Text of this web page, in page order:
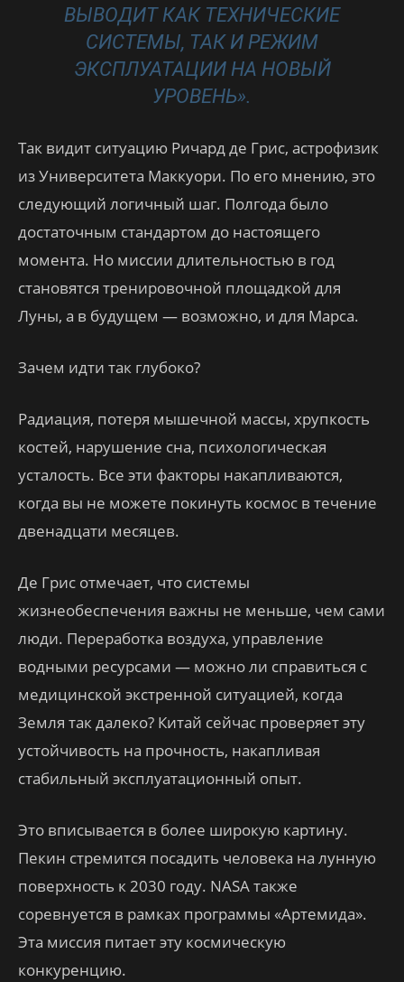
ВЫВОДИТ КАК ТЕХНИЧЕСКИЕ
СИСТЕМЫ, ТАК И РЕЖИМ
ЭКСПЛУАТАЦИИ НА НОВЫЙ
УРОВЕНЬ».
Так видит ситуацию Ричард де Грис, астрофизик
из Университета Маккуори. По его мнению, это
следующий логичный шаг. Полгода было
достаточным стандартом до настоящего
момента. Но миссии длительностью в год
становятся тренировочной площадкой для
Луны, а в будущем — возможно, и для Марса.
Зачем идти так глубоко?
Радиация, потеря мышечной массы, хрупкость
костей, нарушение сна, психологическая
усталость. Все эти факторы накапливаются,
когда вы не можете покинуть космос в течение
двенадцати месяцев.
Де Грис отмечает, что системы
жизнеобеспечения важны не меньше, чем сами
люди. Переработка воздуха, управление
водными ресурсами — можно ли справиться с
медицинской экстренной ситуацией, когда
Земля так далеко? Китай сейчас проверяет эту
устойчивость на прочность, накапливая
стабильный эксплуатационный опыт.
Это вписывается в более широкую картину.
Пекин стремится посадить человека на лунную
поверхность к 2030 году. NASA также
соревнуется в рамках программы «Артемида».
Эта миссия питает эту космическую
конкуренцию.